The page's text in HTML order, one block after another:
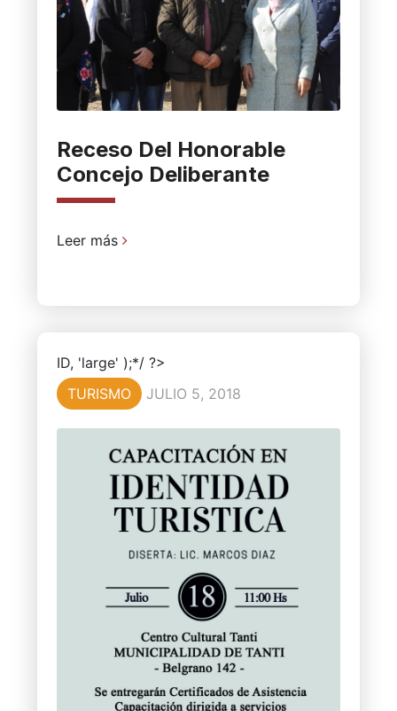
Receso Del Honorable
Concejo Deliberante
Leer más
ID, 'large' );*/ ?>
TURISMO
JULIO 5, 2018